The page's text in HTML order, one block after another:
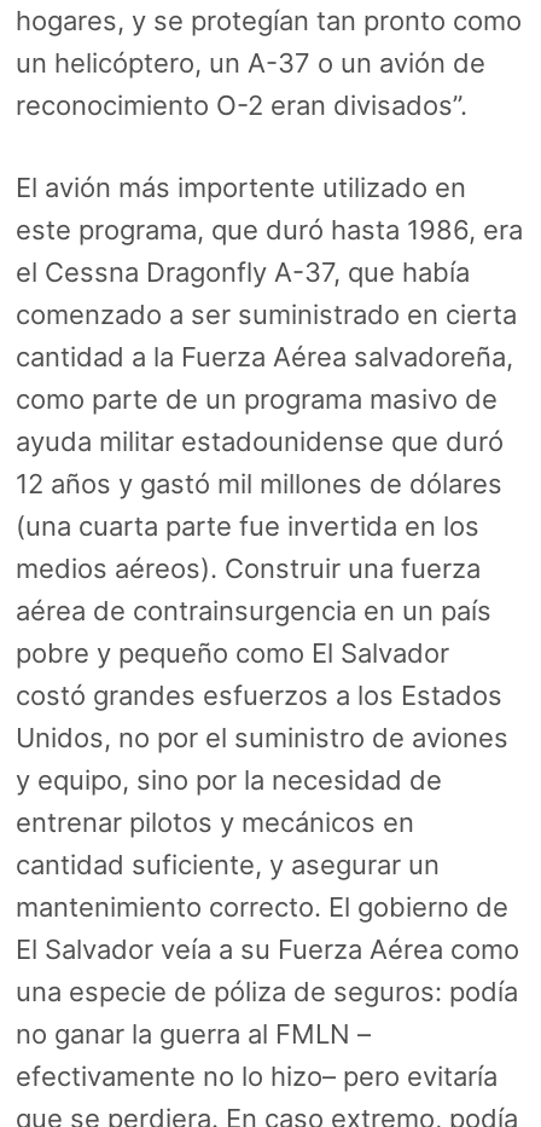
hogares, y se protegían tan pronto como
un helicóptero, un A-37 o un avión de
reconocimiento O-2 eran divisados”.
El avión más importente utilizado en
este programa, que duró hasta 1986, era
el Cessna Dragonfly A-37, que había
comenzado a ser suministrado en cierta
cantidad a la Fuerza Aérea salvadoreña,
como parte de un programa masivo de
ayuda militar estadounidense que duró
12 años y gastó mil millones de dólares
(una cuarta parte fue invertida en los
medios aéreos). Construir una fuerza
aérea de contrainsurgencia en un país
pobre y pequeño como El Salvador
costó grandes esfuerzos a los Estados
Unidos, no por el suministro de aviones
y equipo, sino por la necesidad de
entrenar pilotos y mecánicos en
cantidad suficiente, y asegurar un
mantenimiento correcto. El gobierno de
El Salvador veía a su Fuerza Aérea como
una especie de póliza de seguros: podía
no ganar la guerra al FMLN –
efectivamente no lo hizo– pero evitaría
que se perdiera. En caso extremo, podía